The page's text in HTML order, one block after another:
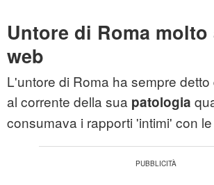
Untore di Roma
web
L'untore di Roma ha sempre
al corrente della sua patologia
consumava i rapporti 'intimi' con